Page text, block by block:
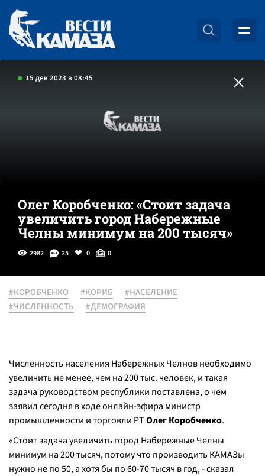
15 дек 2023 в 08:45
Олег Коробченко: «Стоит задача
увеличить город Набережные
Челны минимум на 200 тысяч»
2982 25 0 0
#КОРОБЧЕНКО #КОРИБ
#НАСЕЛЕНИЕ
#ЧИСЛЕННОСТЬ
#ДЕМОГРАФИЯ
Численность населения Набережных Челнов необходимо
увеличить не менее, чем на 200 тыс. человек, и такая
задача руководством республики поставлена, о чем
заявил сегодня в ходе онлайн-эфира министр
промышленности и торговли РТОлег Коробченко.
«Стоит задача увеличить город Набережные Челны
минимум на 200 тысяч, потому что производить КАМАЗы
нужно не по 50, а хотя бы по 60-70 тысяч в год, - сказал